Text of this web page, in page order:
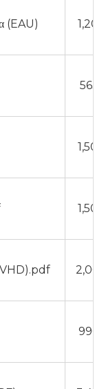
(EAU) 1,20
563
1,50
1,50
2,00
990